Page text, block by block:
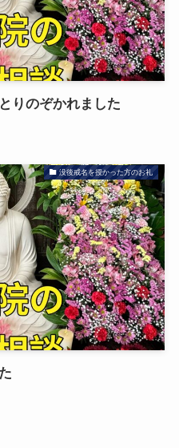
りのぞかれました
没後戒名を授かった方のお礼